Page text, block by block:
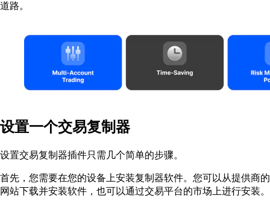
道路。
设置一个交易复制器
设置交易复制器插件只需几个简单的步骤。
首先，您需要在您的设备上安装复制器软件。您可以从提供商的
网站下载并安装软件，也可以通过交易平台的市场上进行安装。